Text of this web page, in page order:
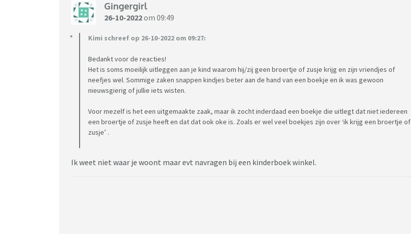
Gingergirl
26-10-2022om 09:49
Kimi schreef op 26-10-2022 om 09:27:
Bedankt voor de reacties!
Het is soms moeilijk uitleggen aan je kind waarom hij/zij geen broertje of zusje krijg en zijn vriendjes of
neefjes wel. Sommige zaken snappen kindjes beter aan de hand van een boekje en ik was gewoon
nieuwsgierig of jullie iets wisten.
Voor mezelf is het een uitgemaakte zaak, maar ik zocht inderdaad een boekje die uitlegt dat niet iedereen
een broertje of zusje heeft en dat dat ook oke is. Zoals er wel veel boekjes zijn over ‘ik krijg een broertje of
zusje’ .
Ik weet niet waar je woont maar evt navragen bij een kinderboek winkel.